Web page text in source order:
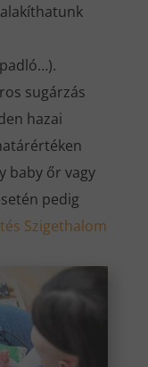
sugárzás
hazai
baby őr vagy
pedig
Szigethalom